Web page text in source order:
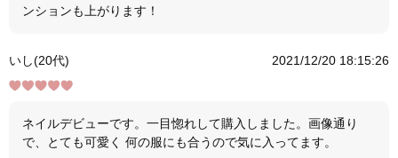
ンションも上がります！
いし(20代) 2021/12/20 18:15:26
ネイルデビューです。一目惚れして購入しました。画像通り
で、とても可愛く 何の服にも合うので気に入ってます。